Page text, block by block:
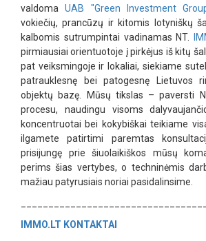
valdoma
UAB "Green Investment
vokiečių, prancūzų ir kitomis lotyniškų
kalbomis sutrumpintai vadinamas NT.
pirmiausiai orientuotoje į pirkėjus iš kitų
pat veiksmingoje ir lokaliai, siekiame
patrauklesnę bei patogesnę Lietuvos
objektų bazę. Mūsų tikslas – paversti
procesu, naudingu visoms
koncentruotai bei kokybiškai teikiame
ilgamete patirtimi paremtas
prisijungę prie šiuolaikiškos mūsų
perims šias vertybes, o techninėmis
mažiau patyrusiais noriai pasidalinsime.
IMMO.LT KONTAKTAI